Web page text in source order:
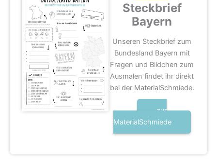
Steckbrief
Bayern
Unseren Steckbrief zum
Bundesland Bayern mit
Fragen und Bildchen zum
Ausmalen findet ihr direkt
bei der MaterialSchmiede.
zur
MaterialSchmiede